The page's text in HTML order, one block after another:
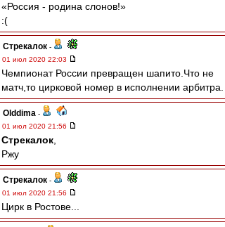
«Россия - родина слонов!»
:(
Стрекалок -
01 июл 2020 22:03
Чемпионат России превращен шапито.Что не
матч,то цирковой номер в исполнении арбитра.
Olddima -
01 июл 2020 21:56
Стрекалок
Ржу
Стрекалок -
01 июл 2020 21:56
Цирк в Ростове...